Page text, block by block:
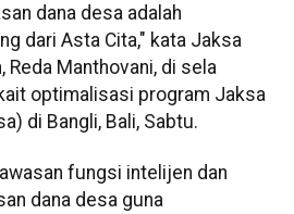
dana desa adalah
dari Asta Cita," kata Jaksa
Manthovani, di sela
optimalisasi program Jaksa
di Bangli, Bali, Sabtu.
fungsi intelijen dan
dana desa guna